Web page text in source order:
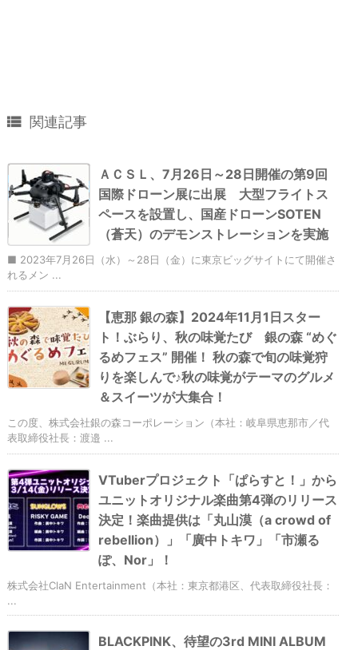
 関連記事
ＡＣＳＬ、7月26日～28日開催の第9回
国際ドローン展に出展 大型フライトス
ペースを設置し、国産ドローンSOTEN
（蒼天）のデモンストレーションを実施
■ 2023年7月26日（水）～28日（金）に東京ビッグサイトにて開催さ
れるメン ...
【恵那 銀の森】2024年11月1日スター
ト！ぶらり、秋の味覚たび 銀の森 “めぐ
るめフェス” 開催！ 秋の森で旬の味覚狩
りを楽しんで♪秋の味覚がテーマのグルメ
＆スイーツが大集合！
この度、株式会社銀の森コーポレーション（本社：岐阜県恵那市／代
表取締役社長：渡邉 ...
VTuberプロジェクト「ぱらすと！」から
ユニットオリジナル楽曲第4弾のリリース
決定！楽曲提供は「丸山漠（a crowd of
rebellion）」「廣中トキワ」「市瀬る
ぽ、Nor」！
株式会社ClaN Entertainment（本社：東京都港区、代表取締役社長：
...
BLACKPINK、待望の3rd MINI ALBUM